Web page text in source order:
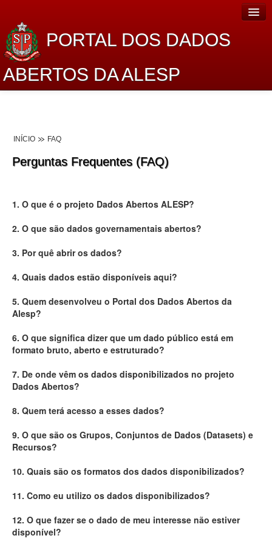
PORTAL DOS DADOS
ABERTOS DA ALESP
Lei de Acesso à Informação
Administração
Legislação
Perguntas frequentes
Contato
INÍCIO FAQ
Perguntas Frequentes (FAQ)
1. O que é o projeto Dados Abertos ALESP?
2. O que são dados governamentais abertos?
3. Por quê abrir os dados?
4. Quais dados estão disponíveis aqui?
5. Quem desenvolveu o Portal dos Dados Abertos da
Alesp?
6. O que significa dizer que um dado público está em
formato bruto, aberto e estruturado?
7. De onde vêm os dados disponibilizados no projeto
Dados Abertos?
8. Quem terá acesso a esses dados?
9. O que são os Grupos, Conjuntos de Dados (Datasets) e
Recursos?
10. Quais são os formatos dos dados disponibilizados?
11. Como eu utilizo os dados disponibilizados?
12. O que fazer se o dado de meu interesse não estiver
disponível?